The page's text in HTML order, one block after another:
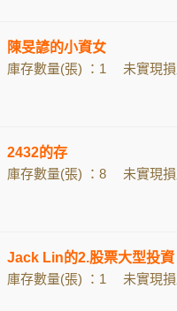
陳旻諺的小資女
庫存數量(張) ：1
未實現損
2432的存
庫存數量(張) ：8
未實現損
Jack Lin的2.股票大型投資
庫存數量(張) ：1
未實現損